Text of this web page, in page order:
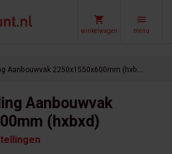
winkelwagen menu
Aanbouwvak 2250x1550x600mm (hxbxd)
Aanbouwvak
(hxbxd)